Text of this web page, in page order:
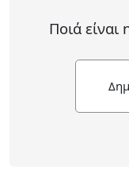
Ποιά